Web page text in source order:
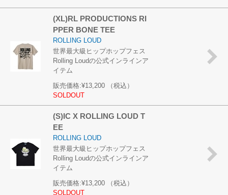
(XL)RL PRODUCTIONS RI
PPER BONE TEE
ROLLING LOUD
世界最大級ヒップホップフェス
Rolling Loudの公式インラインア
イテム
販売価格:¥13,200
（税込）
SOLDOUT
(S)IC X ROLLING LOUD T
EE
ROLLING LOUD
世界最大級ヒップホップフェス
Rolling Loudの公式インラインア
イテム
販売価格:¥13,200
（税込）
SOLDOUT